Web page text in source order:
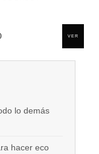
VER
lo demás
hacer eco